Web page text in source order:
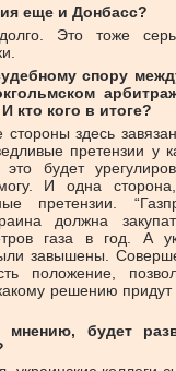
еще и Донбасс?
Это тоже
спору
кто кого в итоге?
здесь
претензии у
будет
И одна
претензии.
должна
газа в год. А
завышены.
положение,
решению
будет